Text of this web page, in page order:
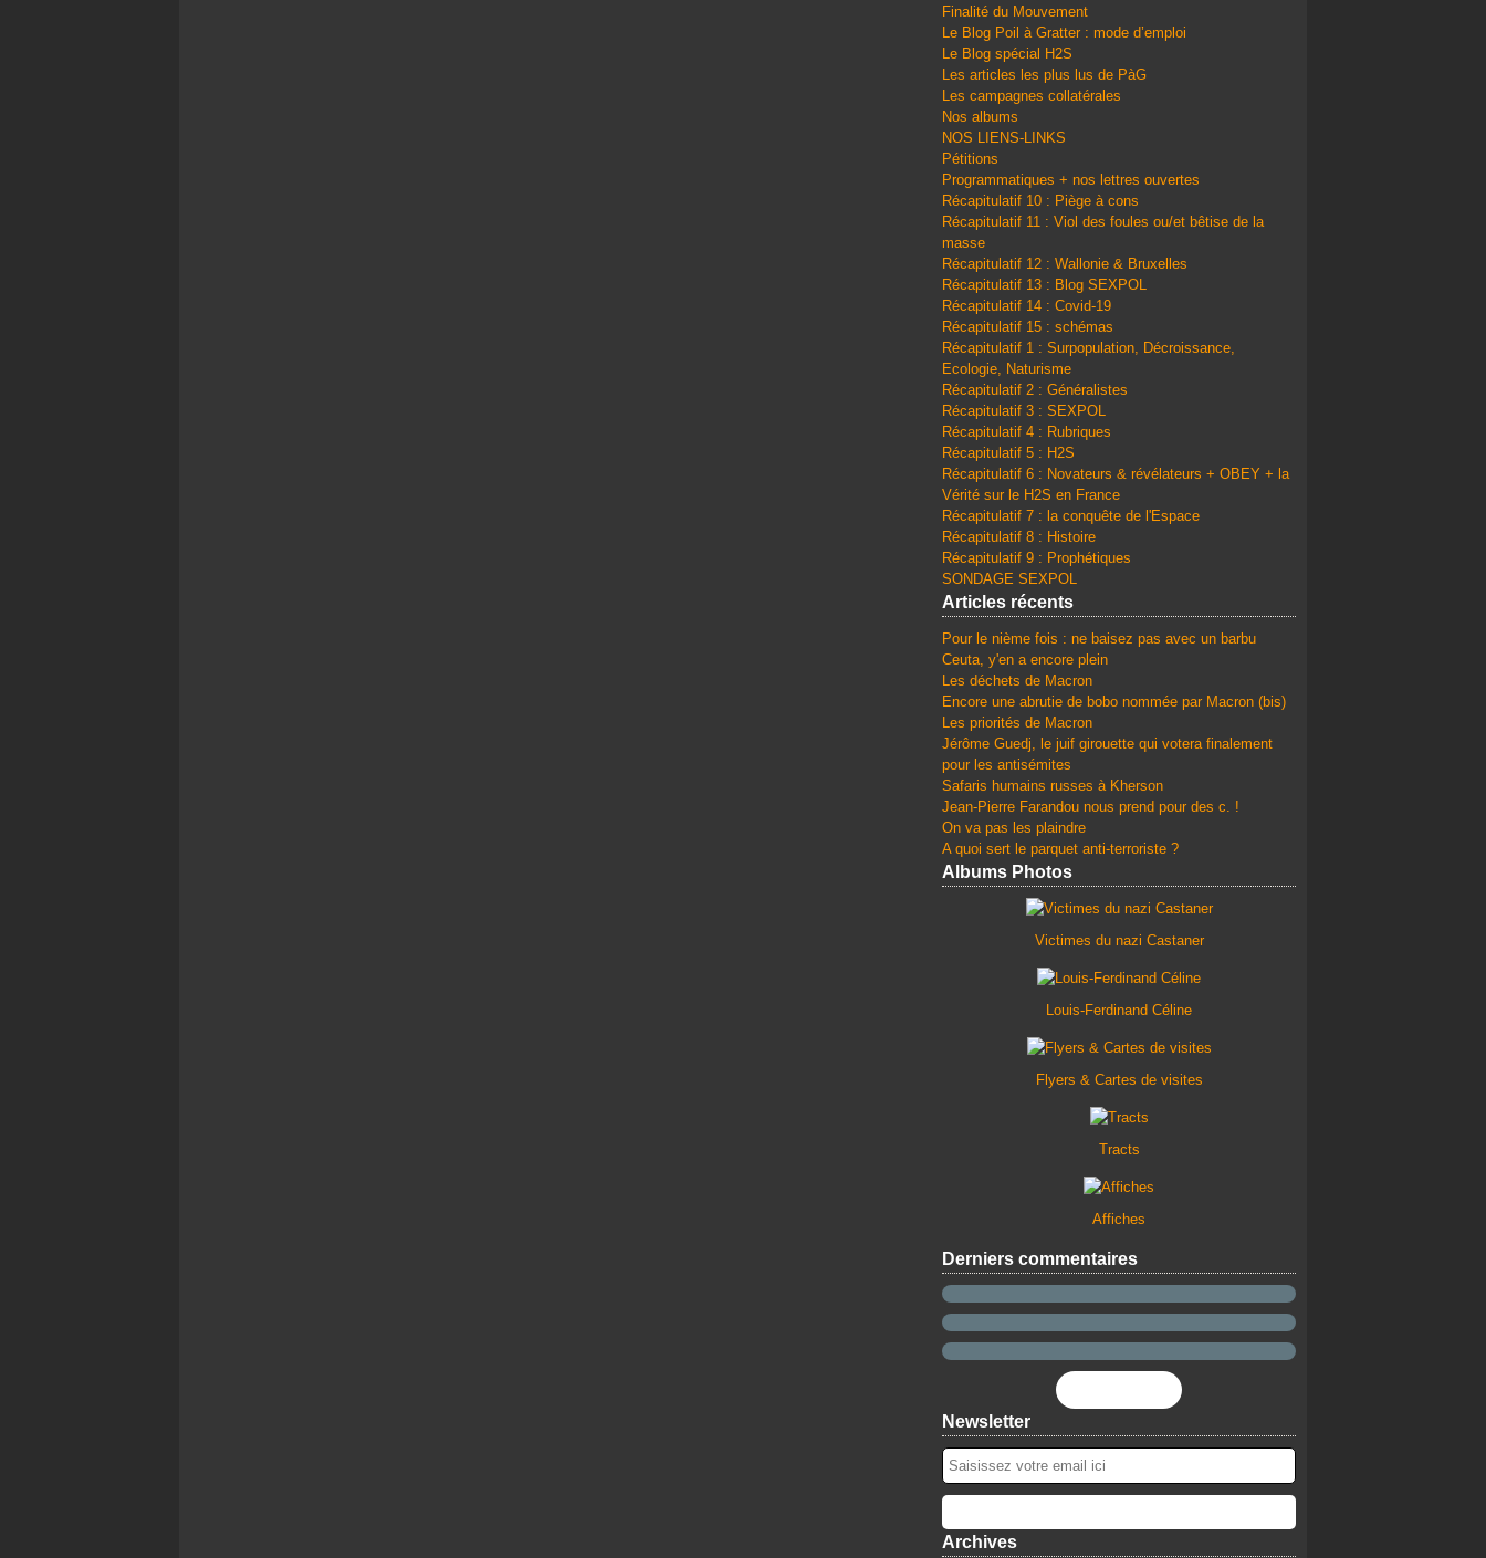
Finalité du Mouvement
Le Blog Poil à Gratter : mode d’emploi
Le Blog spécial H2S
Les articles les plus lus de PàG
Les campagnes collatérales
Nos albums
NOS LIENS-LINKS
Pétitions
Programmatiques + nos lettres ouvertes
Récapitulatif 10 : Piège à cons
Récapitulatif 11 : Viol des foules ou/et bêtise de la
masse
Récapitulatif 12 : Wallonie & Bruxelles
Récapitulatif 13 : Blog SEXPOL
Récapitulatif 14 : Covid-19
Récapitulatif 15 : schémas
Récapitulatif 1 : Surpopulation, Décroissance,
Ecologie, Naturisme
Récapitulatif 2 : Généralistes
Récapitulatif 3 : SEXPOL
Récapitulatif 4 : Rubriques
Récapitulatif 5 : H2S
Récapitulatif 6 : Novateurs & révélateurs + OBEY + la
Vérité sur le H2S en France
Récapitulatif 7 : la conquête de l'Espace
Récapitulatif 8 : Histoire
Récapitulatif 9 : Prophétiques
SONDAGE SEXPOL
Articles récents
Pour le nième fois : ne baisez pas avec un barbu
Ceuta, y'en a encore plein
Les déchets de Macron
Encore une abrutie de bobo nommée par Macron (bis)
Les priorités de Macron
Jérôme Guedj, le juif girouette qui votera finalement
pour les antisémites
Safaris humains russes à Kherson
Jean-Pierre Farandou nous prend pour des c. !
On va pas les plaindre
A quoi sert le parquet anti-terroriste ?
Albums Photos
Victimes du nazi Castaner
Louis-Ferdinand Céline
Flyers & Cartes de visites
Tracts
Affiches
Derniers commentaires
Newsletter
Archives